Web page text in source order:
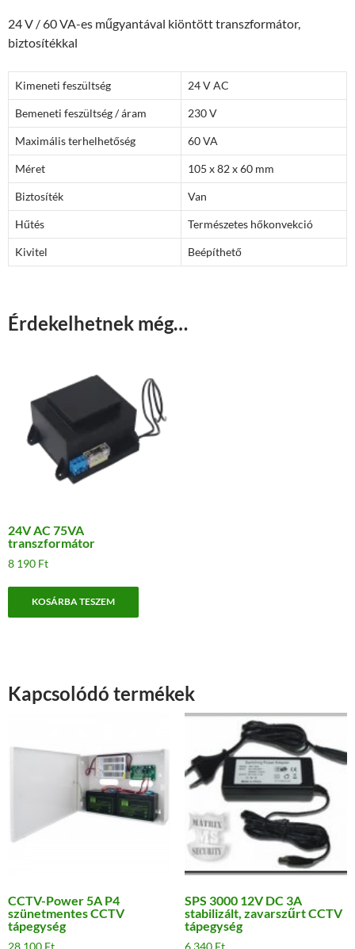
24 V / 60 VA-es műgyantával kiöntött transzformátor,
biztosítékkal
Kimeneti feszültség 24 V AC
Bemeneti feszültség / áram 230 V
Maximális terhelhetőség 60 VA
Méret 105 x 82 x 60 mm
Biztosíték Van
Hűtés Természetes hőkonvekció
Kivitel Beépíthető
Érdekelhetnek még…
24V AC 75VA
transzformátor
8 190 Ft
KOSÁRBA TESZEM
Kapcsolódó termékek
CCTV-Power 5A P4
szünetmentes CCTV
tápegység
SPS 3000 12V DC 3A
stabilizált, zavarszűrt CCTV
tápegység